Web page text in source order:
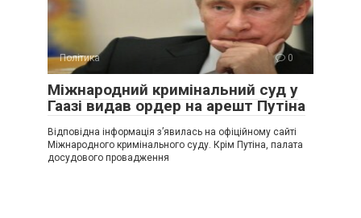
Політика 0
Міжнародний кримінальний суд у
Гаазі видав ордер на арешт Путіна
Відповідна інформація з’явилась на офіційному сайті
Міжнародного кримінального суду. Крім Путіна, палата
досудового провадження